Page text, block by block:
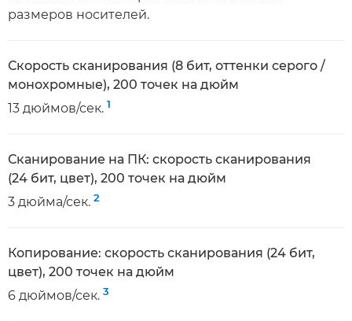
размеров носителей.
Скорость сканирования (8 бит, оттенки серого /
монохромные), 200 точек на дюйм
13 дюймов/сек. 1
Сканирование на ПК: скорость сканирования
(24 бит, цвет), 200 точек на дюйм
3 дюйма/сек. 2
Копирование: скорость сканирования (24 бит,
цвет), 200 точек на дюйм
6 дюймов/сек. 3